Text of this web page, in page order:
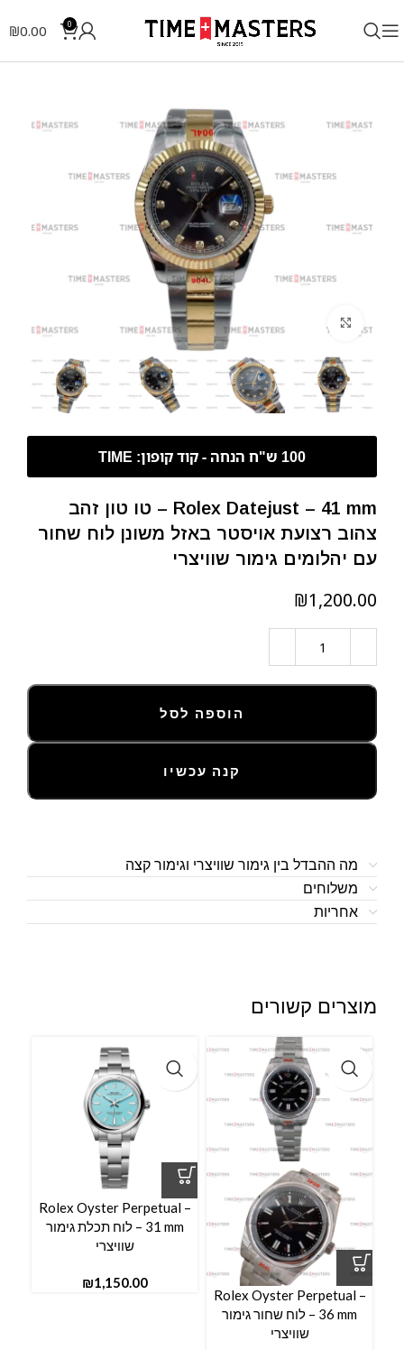
0
₪0.00
Rolex Datejust – 41 mm – טו טון זהב
צהוב רצועת אויסטר באזל משונן לוח שחור
עם יהלומים גימור שוויצרי
₪
הוספה לסל
קנה עכשיו
מה ההבדל בין גימור שוויצרי וגימור קצה
משלוחים
אחריות
מוצרים קשורים
Rolex Oyster Perpetual –
36 mm – לוח שחור גימור
שוויצרי
Rolex Oyster Perpetual –
31 mm – לוח תכלת גימור
שוויצרי
₪